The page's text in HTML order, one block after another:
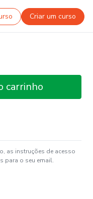
Criar um curso
carrinho
as instruções de acesso
para o seu email.